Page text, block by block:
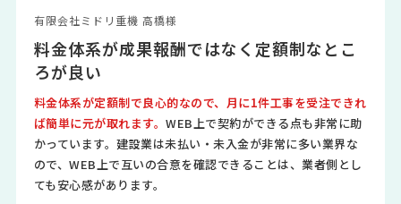
有限会社ミドリ重機 高橋様
料金体系が成果報酬ではなく定額制なとこ
ろが良い
料金体系が定額制で良心的なので、月に1件工事を受注できれ
ば簡単に元が取れます。WEB上で契約ができる点も非常に助
かっています。建設業は未払い・未入金が非常に多い業界な
ので、WEB上で互いの合意を確認できることは、業者側とし
ても安心感があります。